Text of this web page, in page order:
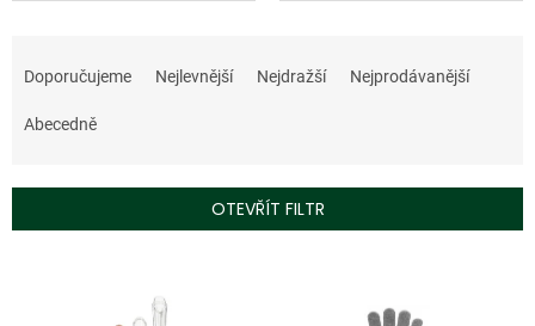
a
e
í
r
Doporučujeme Nejlevnější Nejdražší Nejprodávanější
Abecedně
OTEVŘÍT FILTR